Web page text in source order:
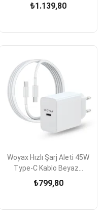
₺1.139,80
Woyax Hızlı Şarj Aleti 45W
Type-C Kablo Beyaz...
₺799,80